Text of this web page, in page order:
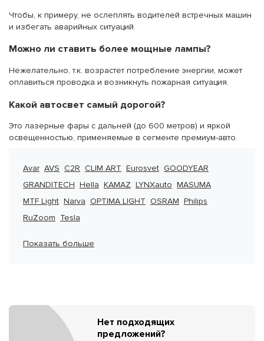
Чтобы, к примеру, не ослеплять водителей встречных машин
и избегать аварийных ситуаций.
Можно ли ставить более мощные лампы?
Нежелательно, т.к. возрастет потребление энергии, может
оплавиться проводка и возникнуть пожарная ситуация.
Какой автосвет самый дорогой?
Это лазерные фары с дальней (до 600 метров) и яркой
освещенностью, применяемые в сегменте премиум-авто.
Avar AVS C2R CLIM ART Eurosvet GOODYEAR
GRANDITECH Hella KAMAZ LYNXauto MASUMA
MTF Light Narva OPTIMA LIGHT OSRAM Philips
RuZoom Tesla
Показать больше
Нет подходящих
предложений?